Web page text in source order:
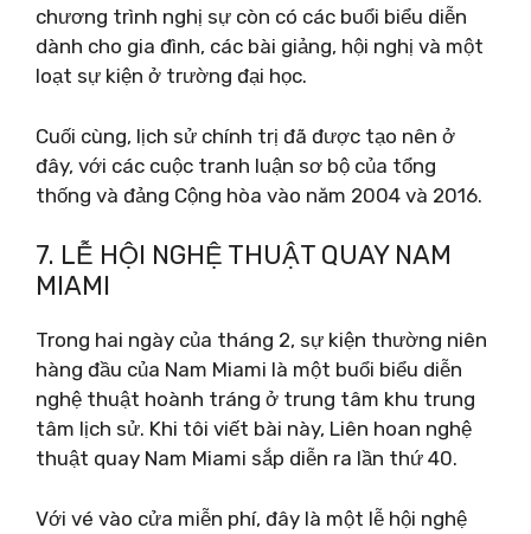
chương trình nghị sự còn có các buổi biểu diễn
dành cho gia đình, các bài giảng, hội nghị và một
loạt sự kiện ở trường đại học.
Cuối cùng, lịch sử chính trị đã được tạo nên ở
đây, với các cuộc tranh luận sơ bộ của tổng
thống và đảng Cộng hòa vào năm 2004 và 2016.
7. LỄ HỘI NGHỆ THUẬT QUAY NAM
MIAMI
Trong hai ngày của tháng 2, sự kiện thường niên
hàng đầu của Nam Miami là một buổi biểu diễn
nghệ thuật hoành tráng ở trung tâm khu trung
tâm lịch sử. Khi tôi viết bài này, Liên hoan nghệ
thuật quay Nam Miami sắp diễn ra lần thứ 40.
Với vé vào cửa miễn phí, đây là một lễ hội nghệ